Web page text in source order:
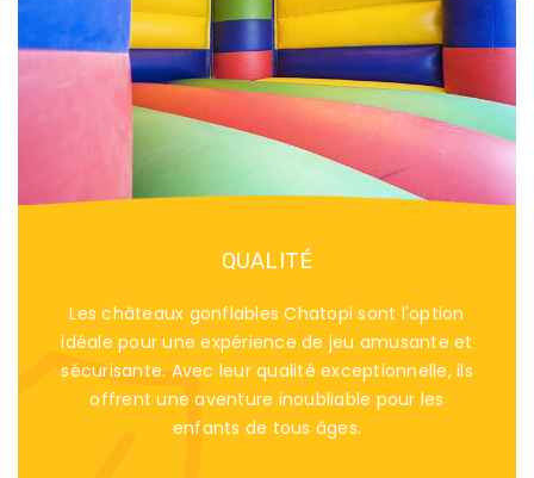
QUALITÉ
Les châteaux gonflables Chatopi sont l'option
idéale pour une expérience de jeu amusante et
sécurisante. Avec leur qualité exceptionnelle, ils
offrent une aventure inoubliable pour les
enfants de tous âges.